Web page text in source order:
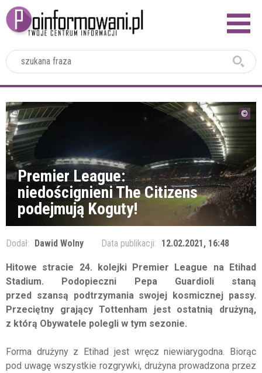
Premier League:
niedoścignieni The Citizens
podejmują Koguty!
Dodał: Dawid Wolny Data publikacji: 12.02.2021, 16:48
Hitowe stracie 24. kolejki Premier League na Etihad
Stadium. Podopieczni Pepa Guardioli staną
przed szansą podtrzymania swojej kosmicznej passy.
Przeciętny grający Tottenham jest ostatnią drużyną,
z którą Obywatele polegli w tym sezonie.
Forma drużyny z Etihad jest wręcz niewiarygodna. Biorąc
pod uwagę wszystkie rozgrywki, drużyna prowadzona przez